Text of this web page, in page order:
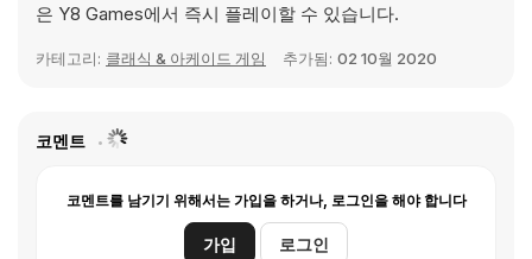
은 Y8 Games에서 즉시 플레이할 수 있습니다.
카테고리: 클래식 & 아케이드 게임 추가됨: 02 10월 2020
코멘트
코멘트를 남기기 위해서는 가입을 하거나, 로그인을 해야 합니다
가입 로그인